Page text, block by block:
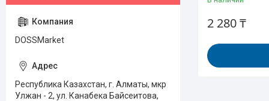
2 280 ₸
DOSSMarket
Республика Казахстан, г. Алматы, мкр
Улжан - 2, ул. Канабека Байсеитова,